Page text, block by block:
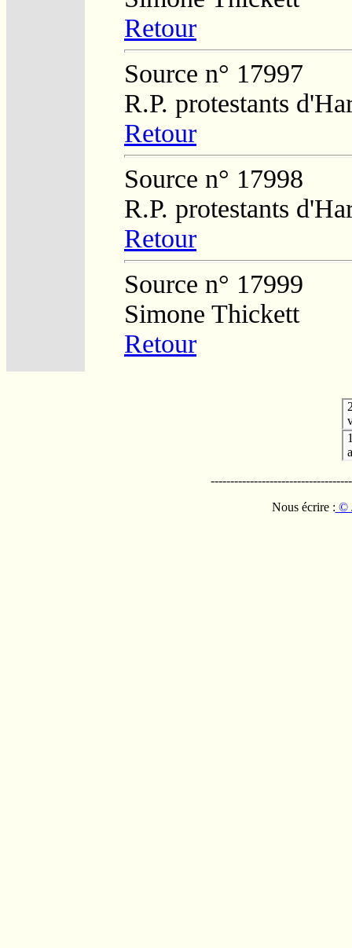
Retour
Source n° 17997
R.P. protestants
Retour
Source n° 17998
R.P. protestants
Retour
Source n° 17999
Simone Thickett
Retour
Nous écrire : ©